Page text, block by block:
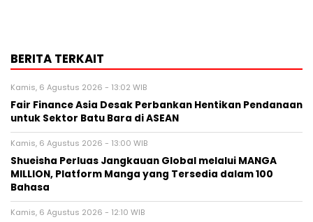
BERITA TERKAIT
Kamis, 6 Agustus 2026 - 13:02 WIB
Fair Finance Asia Desak Perbankan Hentikan Pendanaan
untuk Sektor Batu Bara di ASEAN
Kamis, 6 Agustus 2026 - 13:00 WIB
Shueisha Perluas Jangkauan Global melalui MANGA
MILLION, Platform Manga yang Tersedia dalam 100
Bahasa
Kamis, 6 Agustus 2026 - 12:10 WIB